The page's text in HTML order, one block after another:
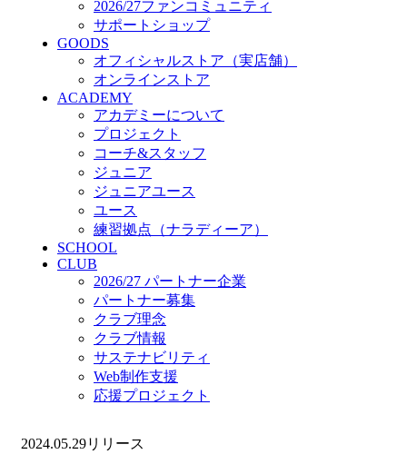
クラブ情報
サステナビリティ
Web制作支援
応援プロジェクト
2026/27ファンコミュニティ
サポートショップ
GOODS
オフィシャルストア（実店舗）
オンラインストア
ACADEMY
アカデミーについて
プロジェクト
コーチ&スタッフ
ジュニア
ジュニアユース
ユース
練習拠点（ナラディーア）
SCHOOL
CLUB
2026/27 パートナー企業
パートナー募集
クラブ理念
クラブ情報
サステナビリティ
Web制作支援
応援プロジェクト
2024.05.29リリース